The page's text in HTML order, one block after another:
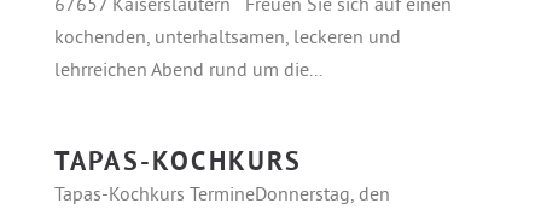
67657 Kaiserslautern Freuen Sie sich auf einen
kochenden, unterhaltsamen, leckeren und
lehrreichen Abend rund um die...
TAPAS-KOCHKURS
Tapas-Kochkurs TermineDonnerstag, den